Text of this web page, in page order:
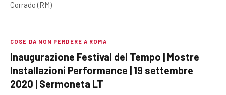
Corrado (RM)
COSE DA NON PERDERE A ROMA
Inaugurazione Festival del Tempo | Mostre
Installazioni Performance | 19 settembre
2020 | Sermoneta LT